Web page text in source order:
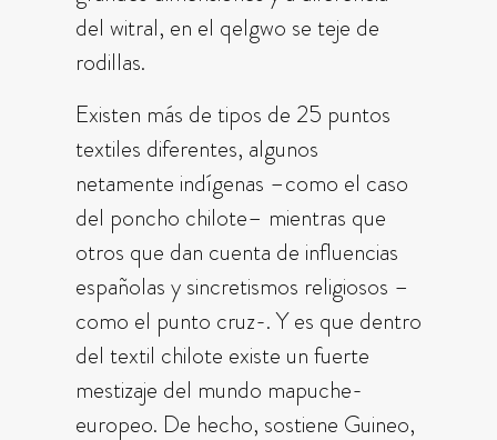
del witral, en el qelgwo se teje de
rodillas.
Existen más de tipos de 25 puntos
textiles diferentes, algunos
netamente indígenas –como el caso
del poncho chilote– mientras que
otros que dan cuenta de influencias
españolas y sincretismos religiosos –
como el punto cruz-. Y es que dentro
del textil chilote existe un fuerte
mestizaje del mundo mapuche-
europeo. De hecho, sostiene Guineo,